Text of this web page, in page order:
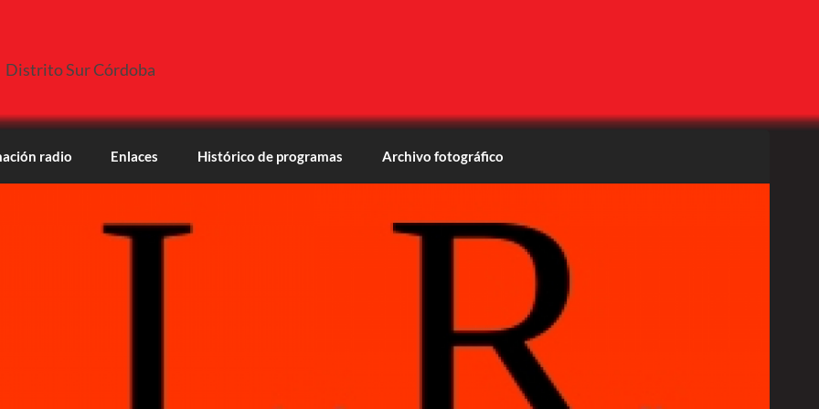
Distrito Sur Córdoba
radio Enlaces Histórico de programas Archivo fotográfico